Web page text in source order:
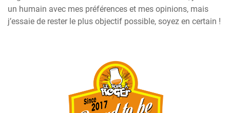
un humain avec mes préférences et mes opinions, mais
j’essaie de rester le plus objectif possible, soyez en certain !